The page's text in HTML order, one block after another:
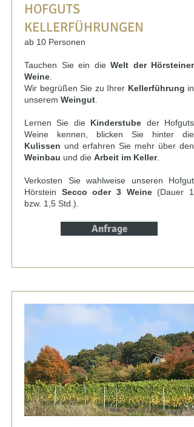
HOFGUTS
KELLERFÜHRUNGEN
ab 10 Personen
Tauchen Sie ein die Welt der Hörsteiner
Weine
Wir begrüßen Sie zu Ihrer Kellerführung in
unserem Weingut
Lernen Sie die Kinderstube der Hofguts
Weine kennen, blicken Sie hinter die
Kulissen und erfahren Sie mehr über den
Weinbau und die Arbeit im Keller.
Verkosten Sie wahlweise unseren Hofgut
Hörstein Secco oder 3 Weine(Dauer 1
bzw. 1,5 Std.).
Anfrage